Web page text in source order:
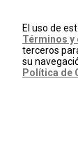
El uso de
Términos y
terceros
su
Política de